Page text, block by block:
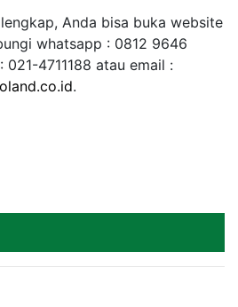
Anda bisa buka website
whatsapp : 0812 9646
4711188 atau email :
.